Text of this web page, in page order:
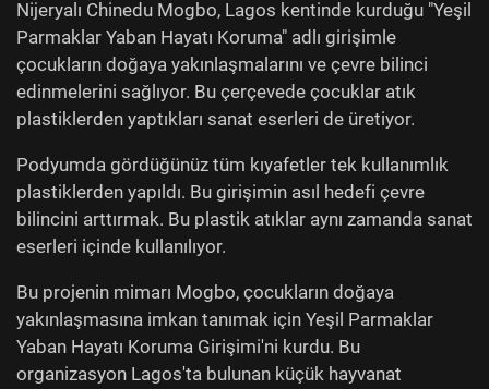
Nijeryalı Chinedu Mogbo, Lagos kentinde kurduğu "Yeşil
Parmaklar Yaban Hayatı Koruma" adlı girişimle
çocukların doğaya yakınlaşmalarını ve çevre bilinci
edinmelerini sağlıyor. Bu çerçevede çocuklar atık
plastiklerden yaptıkları sanat eserleri de üretiyor.
Podyumda gördüğünüz tüm kıyafetler tek kullanımlık
plastiklerden yapıldı. Bu girişimin asıl hedefi çevre
bilincini arttırmak. Bu plastik atıklar aynı zamanda sanat
eserleri içinde kullanılıyor.
Bu projenin mimarı Mogbo, çocukların doğaya
yakınlaşmasına imkan tanımak için Yeşil Parmaklar
Yaban Hayatı Koruma Girişimi'ni kurdu. Bu
organizasyon Lagos'ta bulunan küçük hayvanat